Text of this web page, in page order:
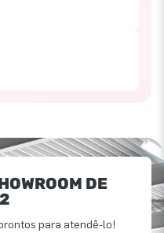
DE
para atendê-lo!